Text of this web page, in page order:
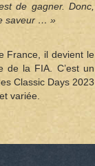
de gagner. Donc,
saveur … »
France, il devient le
de la FIA. C’est un
Classic Days 2023
variée.